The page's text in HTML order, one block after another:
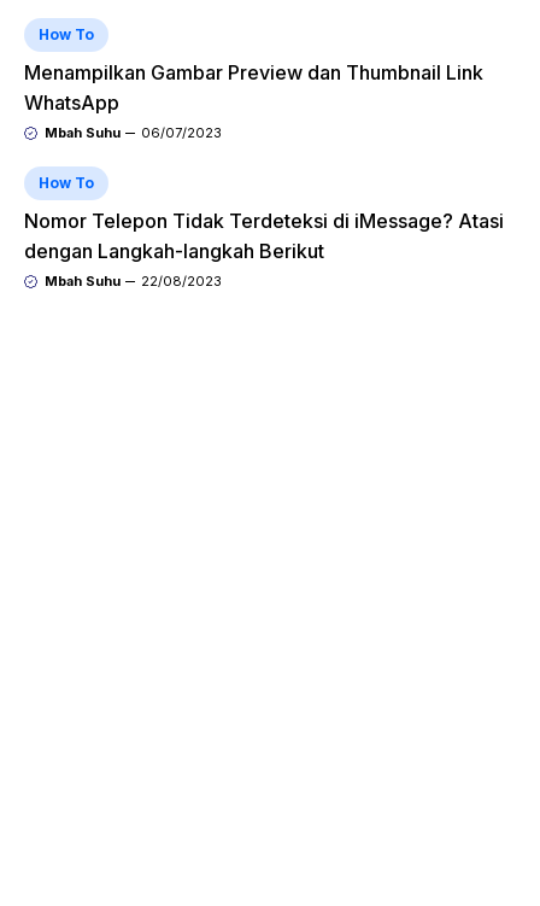
How To
Menampilkan Gambar Preview dan Thumbnail Link
WhatsApp
Mbah Suhu 06/07/2023
How To
Nomor Telepon Tidak Terdeteksi di iMessage? Atasi
dengan Langkah-langkah Berikut
Mbah Suhu 22/08/2023